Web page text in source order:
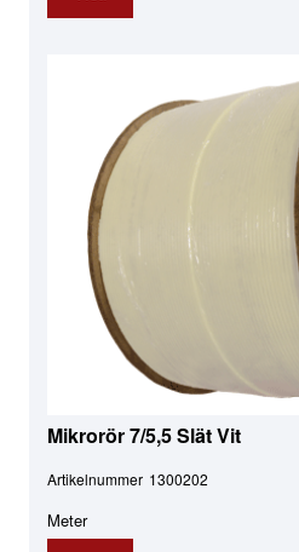
Mikrorör 7/5,5 Slät Vit
Artikelnummer 1300202
Meter